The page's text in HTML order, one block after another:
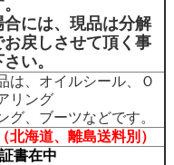
には、現品は分解
お戻しさせて頂く事
い。
は、オイルシール、Ｏ
リング
グ、ブーツなどです。
北海道、離島送料別）
書在中